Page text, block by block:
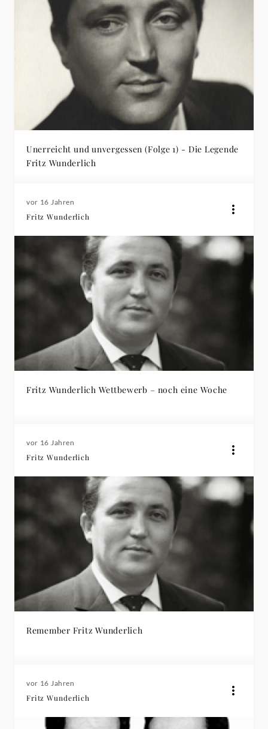
Unerreicht und unvergessen (Folge 1) - Die Legende
Fritz Wunderlich
vor 16 Jahren
Fritz Wunderlich
Fritz Wunderlich Wettbewerb – noch eine Woche
vor 16 Jahren
Fritz Wunderlich
Remember Fritz Wunderlich
vor 16 Jahren
Fritz Wunderlich